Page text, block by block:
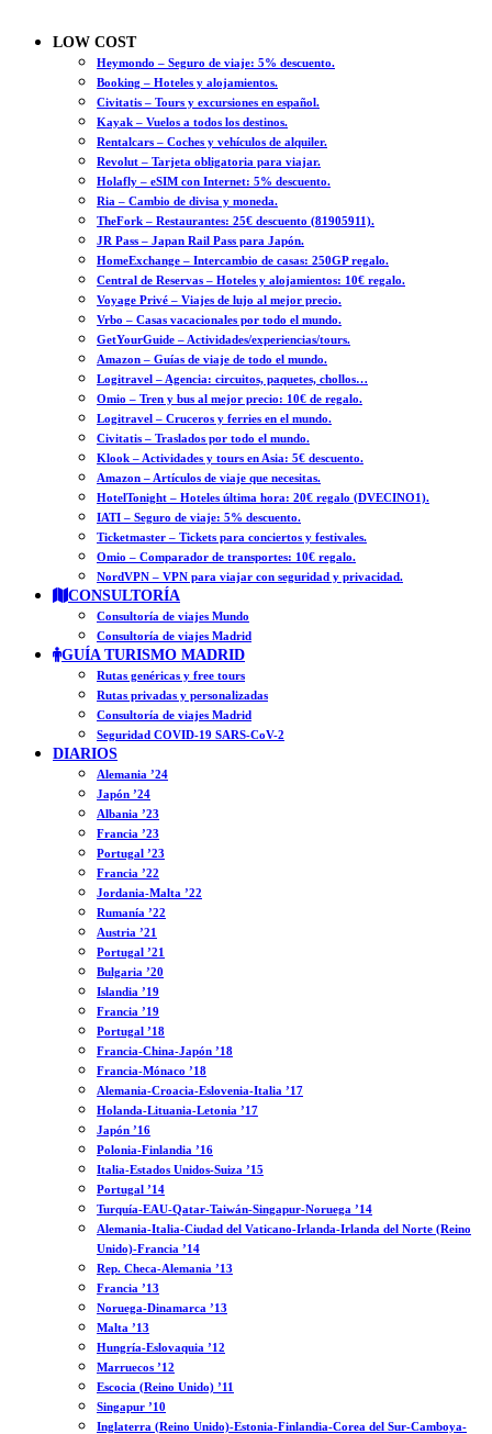
LOW COST
Heymondo – Seguro de viaje: 5% descuento.
Booking – Hoteles y alojamientos.
Civitatis – Tours y excursiones en español.
Kayak – Vuelos a todos los destinos.
Rentalcars – Coches y vehículos de alquiler.
Revolut – Tarjeta obligatoria para viajar.
Holafly – eSIM con Internet: 5% descuento.
Ria – Cambio de divisa y moneda.
TheFork – Restaurantes: 25€ descuento (81905911).
JR Pass – Japan Rail Pass para Japón.
HomeExchange – Intercambio de casas: 250GP regalo.
Central de Reservas – Hoteles y alojamientos: 10€ regalo.
Voyage Privé – Viajes de lujo al mejor precio.
Vrbo – Casas vacacionales por todo el mundo.
GetYourGuide – Actividades/experiencias/tours.
Amazon – Guías de viaje de todo el mundo.
Logitravel – Agencia: circuitos, paquetes, chollos…
Omio – Tren y bus al mejor precio: 10€ de regalo.
Logitravel – Cruceros y ferries en el mundo.
Civitatis – Traslados por todo el mundo.
Klook – Actividades y tours en Asia: 5€ descuento.
Amazon – Artículos de viaje que necesitas.
HotelTonight – Hoteles última hora: 20€ regalo (DVECINO1).
IATI – Seguro de viaje: 5% descuento.
Ticketmaster – Tickets para conciertos y festivales.
Omio – Comparador de transportes: 10€ regalo.
NordVPN – VPN para viajar con seguridad y privacidad.
CONSULTORÍA
Consultoría de viajes Mundo
Consultoría de viajes Madrid
GUÍA TURISMO MADRID
Rutas genéricas y free tours
Rutas privadas y personalizadas
Consultoría de viajes Madrid
Seguridad COVID-19 SARS-CoV-2
DIARIOS
Alemania ’24
Japón ’24
Albania ’23
Francia ’23
Portugal ’23
Francia ’22
Jordania-Malta ’22
Rumanía ’22
Austria ’21
Portugal ’21
Bulgaria ’20
Islandia ’19
Francia ’19
Portugal ’18
Francia-China-Japón ’18
Francia-Mónaco ’18
Alemania-Croacia-Eslovenia-Italia ’17
Holanda-Lituania-Letonia ’17
Japón ’16
Polonia-Finlandia ’16
Italia-Estados Unidos-Suiza ’15
Portugal ’14
Turquía-EAU-Qatar-Taiwán-Singapur-Noruega ’14
Alemania-Italia-Ciudad del Vaticano-Irlanda-Irlanda del Norte (Reino
Unido)-Francia ’14
Rep. Checa-Alemania ’13
Francia ’13
Noruega-Dinamarca ’13
Malta ’13
Hungría-Eslovaquia ’12
Marruecos ’12
Escocia (Reino Unido) ’11
Singapur ’10
Inglaterra (Reino Unido)-Estonia-Finlandia-Corea del Sur-Camboya-